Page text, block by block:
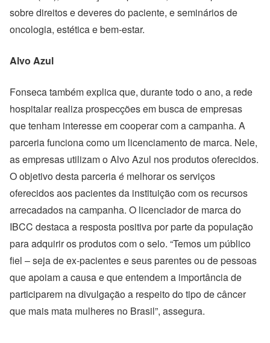
sobre direitos e deveres do paciente, e seminários de
oncologia, estética e bem-estar.
Alvo Azul
Fonseca também explica que, durante todo o ano, a rede
hospitalar realiza prospecções em busca de empresas
que tenham interesse em cooperar com a campanha. A
parceria funciona como um licenciamento de marca. Nele,
as empresas utilizam o Alvo Azul nos produtos oferecidos.
O objetivo desta parceria é melhorar os serviços
oferecidos aos pacientes da instituição com os recursos
arrecadados na campanha. O licenciador de marca do
IBCC destaca a resposta positiva por parte da população
para adquirir os produtos com o selo. “Temos um público
fiel – seja de ex-pacientes e seus parentes ou de pessoas
que apoiam a causa e que entendem a importância de
participarem na divulgação a respeito do tipo de câncer
que mais mata mulheres no Brasil”, assegura.